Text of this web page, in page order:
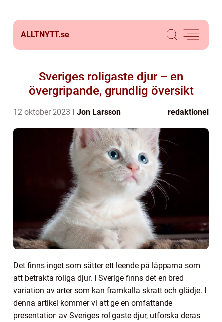
ALLTNYTT.se
Sveriges roligaste djur – en
övergripande, grundlig översikt
12 oktober 2023 Jon Larsson redaktionel
Det finns inget som sätter ett leende på läpparna som
att betrakta roliga djur. I Sverige finns det en bred
variation av arter som kan framkalla skratt och glädje. I
denna artikel kommer vi att ge en omfattande
presentation av Sveriges roligaste djur, utforska deras